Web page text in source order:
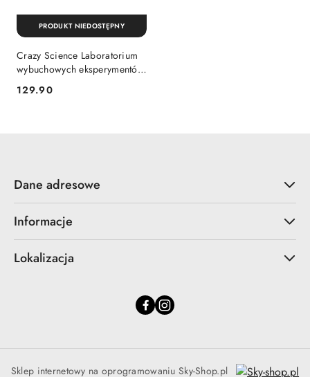
Crazy Science Laboratorium
wybuchowych eksperymentów
Cena:
129.90
PRODUKT NIEDOSTĘPNY
Dane adresowe
Informacje
Lokalizacja
Sklep internetowy na oprogramowaniu Sky-Shop.pl